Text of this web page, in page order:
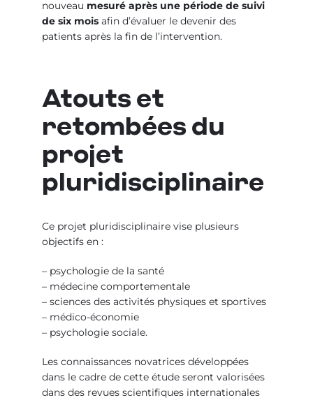
nouveau mesuré après une période de suivi
de six mois afin d’évaluer le devenir des
patients après la fin de l’intervention.
Atouts et
retombées du
projet
pluridisciplinaire
Ce projet pluridisciplinaire vise plusieurs
objectifs en :
– psychologie de la santé
– médecine comportementale
– sciences des activités physiques et sportives
– médico-économie
– psychologie sociale.
Les connaissances novatrices développées
dans le cadre de cette étude seront valorisées
dans des revues scientifiques internationales